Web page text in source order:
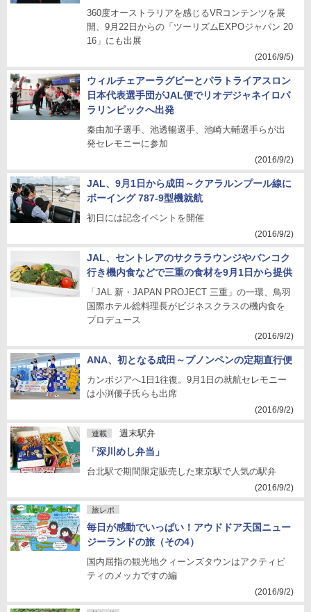
360度オーストラリアを感じるVRコンテンツを展
開、9月22日からの「ツーリズムEXPOジャパン 20
16」にも出展
(2016/9/5)
ウィルチェアーラグビーとパラトライアスロン
日本代表選手団がJAL便でリオデジャネイロパ
ラリンピックへ出発
秦由加子選手、池透暢選手、池崎大輔選手らが出
発セレモニーに参加
(2016/9/2)
JAL、9月1日から成田～クアラルンプール線に
ボーイング 787-9型機就航
初日には記念イベントを開催
(2016/9/2)
JAL、セントレアのサクララウンジやバンコク
行き機内食などで三重の食材を9月1日から提供
「JAL 新・JAPAN PROJECT 三重」の一環、鳥羽
国際ホテル総料理長がビジネスクラスの機内食を
プロデュース
(2016/9/2)
ANA、初となる成田～プノンペンの定期直行便
カンボジアへ1日1往復。9月1日の就航セレモニー
は小渕優子氏らも出席
(2016/9/2)
連載 週末駅弁
「深川めし弁当」
台北駅で期間限定販売した東京駅で人気の駅弁
(2016/9/2)
旅レポ
毎日が感動でいっぱい！アウドドア天国ニュー
ジーランドの旅（その4）
国内屈指の観光地クィーンズタウンはアクティビ
ティのメッカですの編
(2016/9/2)